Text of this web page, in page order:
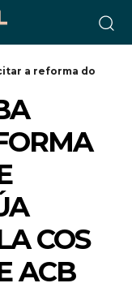
a reforma do
COS
ACB